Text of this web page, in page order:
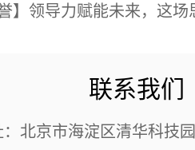
】领导力赋能未来，这
联系我们
：北京市海淀区清华科技